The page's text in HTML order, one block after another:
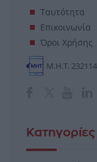
freeD Α.Ε.
Ταυτότητα
Επικοινωνία
Όροι Χρήσης
Κατηγορίες